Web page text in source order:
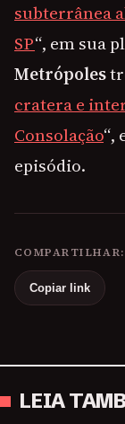
subterrânea
SP“, em sua
Metrópoles
cratera e
Consolação“,
episódio.
COMPARTILHAR:
Copiar link
LEIA